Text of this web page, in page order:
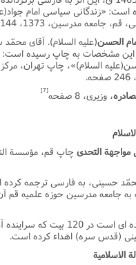
«زندگانى سیاسى امام
مدرسین، 1373، 144 صفحه
(علیه السلام). آقاى محمّد
این مشخصات به چاپ رسیده است:
السلام)»، چاپ تهران،
، وزیرى، 8 صفحه
چاپ قم، مؤسسة
حسینى، به فارسى ترجمه کرده
به جامعه مدرسین حوزه علمیه قم
(قصیده اى است در 120 بیت که
(قدس سره) اهداء کرده است.